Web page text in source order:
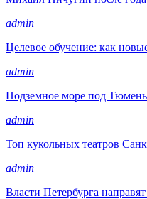
admin
Целевое обучение: как
admin
Подземное море под
admin
Топ кукольных театров
admin
Власти Петербурга